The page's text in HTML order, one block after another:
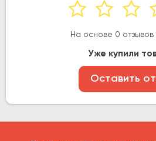
На основе 0 отзывов
Уже купили
Оставить